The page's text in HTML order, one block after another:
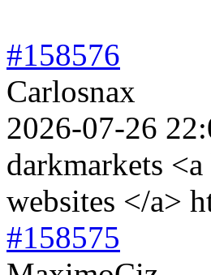
#158576
Carlosnax
2026-07-26
darkmarkets
websites </a>
#158575